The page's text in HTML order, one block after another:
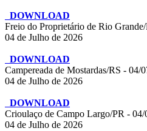
DOWNLOAD
Freio do Proprietário de Rio
04 de Julho de 2026
DOWNLOAD
Campereada de Mostardas/RS - 04/
04 de Julho de 2026
DOWNLOAD
Crioulaço de Campo Largo/PR - 04/
04 de Julho de 2026